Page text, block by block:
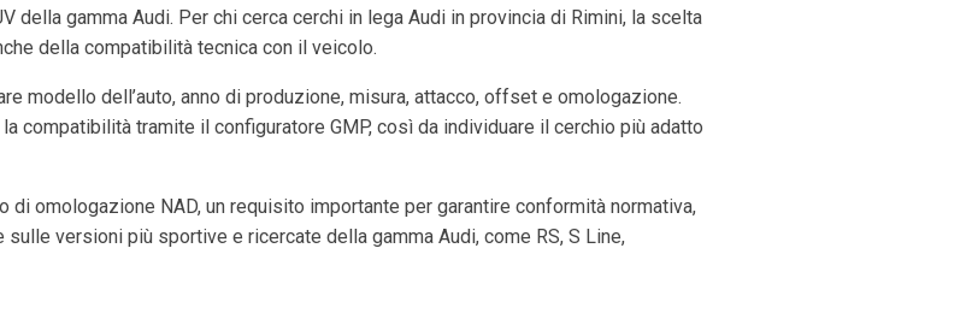
della gamma Audi. Per chi cerca cerchi in lega Audi in provincia di Rimini, la scelta
della compatibilità tecnica con il veicolo.
modello dell’auto, anno di produzione, misura, attacco, offset e omologazione.
compatibilità tramite il configuratore GMP, così da individuare il cerchio più adatto
di omologazione NAD, un requisito importante per garantire conformità normativa,
versioni più sportive e ricercate della gamma Audi, come RS, S Line,